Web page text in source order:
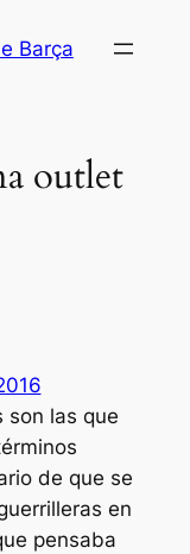
Barça
outlet
son las que
de que se
en
pensaba